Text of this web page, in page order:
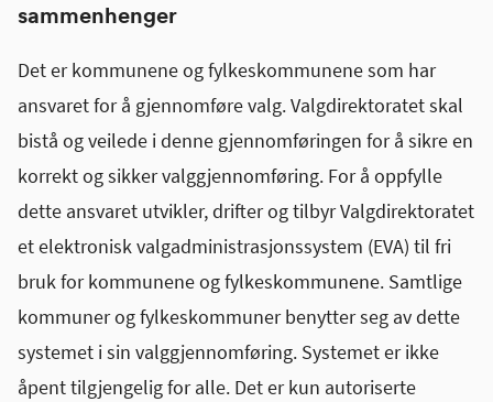
sammenhenger
Det er kommunene og fylkeskommunene som har
ansvaret for å gjennomføre valg. Valgdirektoratet skal
bistå og veilede i denne gjennomføringen for å sikre en
korrekt og sikker valggjennomføring. For å oppfylle
dette ansvaret utvikler, drifter og tilbyr Valgdirektoratet
et elektronisk valgadministrasjonssystem (EVA) til fri
bruk for kommunene og fylkeskommunene. Samtlige
kommuner og fylkeskommuner benytter seg av dette
systemet i sin valggjennomføring. Systemet er ikke
åpent tilgjengelig for alle. Det er kun autoriserte